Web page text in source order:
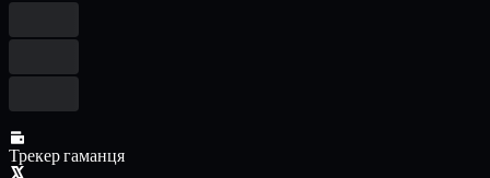
Трекер гаманця